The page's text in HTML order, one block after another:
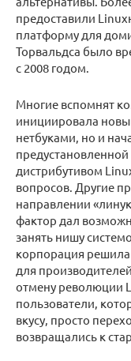
предоставили
платформу для
Торвальдса было
с 2008 годом.
Многие вспомнят
инициировала
нетбуками, но и
дистрибутивом
вопросов. Другие
направлении
фактор дал
занять нишу
корпорация
для
отмену революции
пользователи,
вкусу, просто
возвращались к